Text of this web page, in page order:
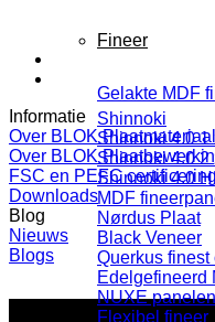
Fineer
Gelakte MDF
Shinnoki
Shinnoki 4.0 1
Shinnoki 4.0
Shinnoki 4.0
MDF
Nørdus Plaat
Black Veneer
Querkus
Edelgefineerd
NUXE panelen
Flexibel fineer
Informatie
Over BLOK Plaatmateriaal
Over BLOK
FSC en PEFC
Downloads
Blog
Nieuws
Blogs